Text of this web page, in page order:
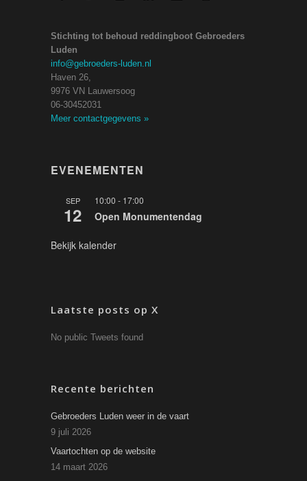
Stichting tot behoud reddingboot Gebroeders
Luden
info@gebroeders-luden.nl
Haven 26,
9976 VN Lauwersoog
06-30452031
Meer contactgegevens »
EVENEMENTEN
SEP
12
10:00 - 17:00
Open Monumentendag
Bekijk kalender
Laatste posts op X
No public Tweets found
Recente berichten
Gebroeders Luden weer in de vaart
9 juli 2026
Vaartochten op de website
14 maart 2026